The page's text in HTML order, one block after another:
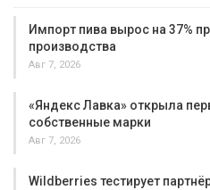
Импорт пива вырос на 37%
производства
Авг 7, 2026
«Яндекс Лавка» открыла
собственные марки
Авг 7, 2026
Wildberries тестирует